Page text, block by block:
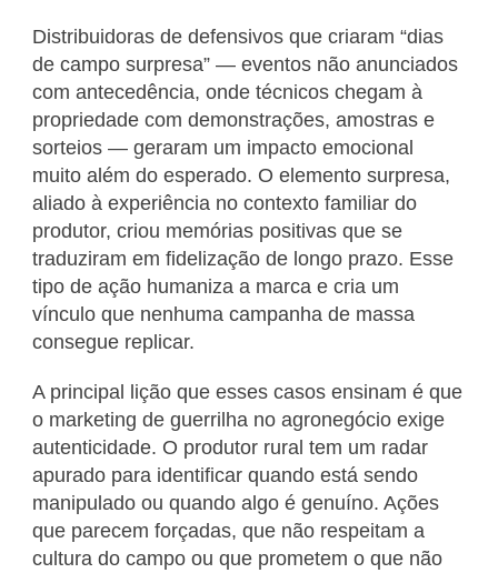
Distribuidoras de defensivos que criaram “dias
de campo surpresa” — eventos não anunciados
com antecedência, onde técnicos chegam à
propriedade com demonstrações, amostras e
sorteios — geraram um impacto emocional
muito além do esperado. O elemento surpresa,
aliado à experiência no contexto familiar do
produtor, criou memórias positivas que se
traduziram em fidelização de longo prazo. Esse
tipo de ação humaniza a marca e cria um
vínculo que nenhuma campanha de massa
consegue replicar.
A principal lição que esses casos ensinam é que
o marketing de guerrilha no agronegócio exige
autenticidade. O produtor rural tem um radar
apurado para identificar quando está sendo
manipulado ou quando algo é genuíno. Ações
que parecem forçadas, que não respeitam a
cultura do campo ou que prometem o que não